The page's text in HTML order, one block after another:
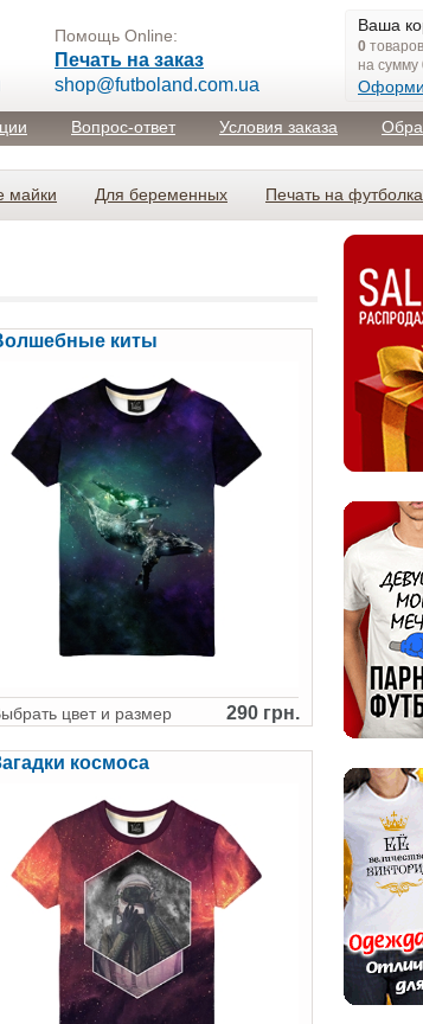
Помощь Online:
Печать на заказ
shop@futboland.com.ua
Ваша
0 товаров
на сумму
Вопрос-ответ Условия заказа
майки Для беременных Печать на
киты
цвет и размер 290 грн.
космоса